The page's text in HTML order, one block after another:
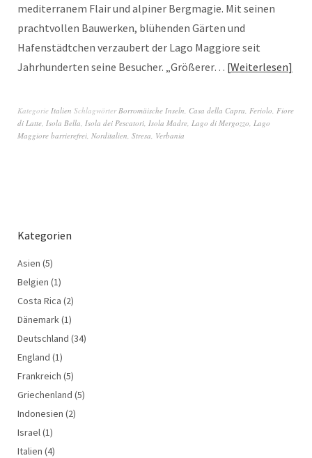
mediterranem Flair und alpiner Bergmagie. Mit seinen
prachtvollen Bauwerken, blühenden Gärten und
Hafenstädtchen verzaubert der Lago Maggiore seit
Jahrhunderten seine Besucher. „Größerer… Weiterlesen
Kategorie Italien Schlagwörter Borromäische Inseln Casa della Capra Feriolo Fiore
di Latte Isola Bella Isola dei Pescatori Isola Madre Lago di Mergozzo Lago
Maggiore barrierefrei Norditalien Stresa Verbania
Kategorien
Asien (5)
Belgien (1)
Costa Rica (2)
Dänemark(1)
Deutschland (34)
England (1)
Frankreich (5)
Griechenland (5)
Indonesien (2)
Israel(1)
Italien (4)